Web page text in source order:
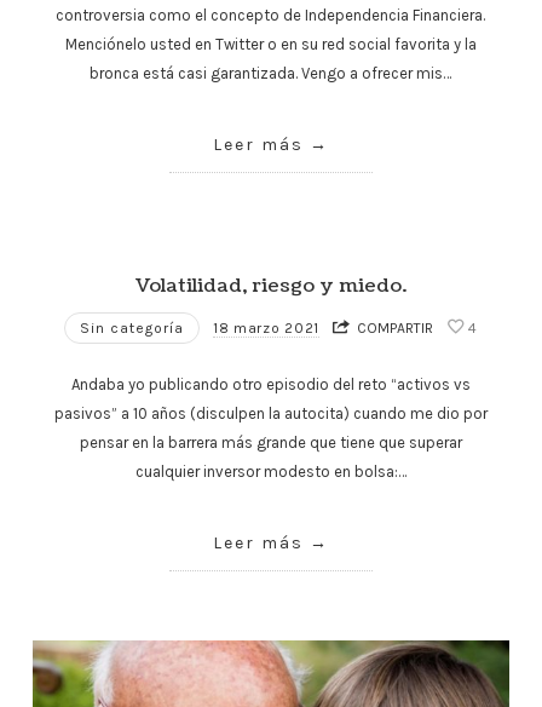
controversia como el concepto de Independencia Financiera.
Menciónelo usted en Twitter o en su red social favorita y la
bronca está casi garantizada. Vengo a ofrecer mis…
Leer más
Volatilidad, riesgo y miedo.
Sin categoría 18 marzo 2021 COMPARTIR 4
Andaba yo publicando otro episodio del reto “activos vs
pasivos” a 10 años (disculpen la autocita) cuando me dio por
pensar en la barrera más grande que tiene que superar
cualquier inversor modesto en bolsa:…
Leer más